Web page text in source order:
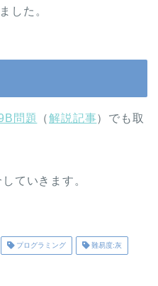
した。
問題 （解説記事）でも取
ていきます。
プログラミング 難易度:灰